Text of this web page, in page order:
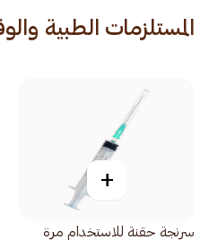
المستلزمات الطبية
+
سرنجة حقنة للاستخدام مرة